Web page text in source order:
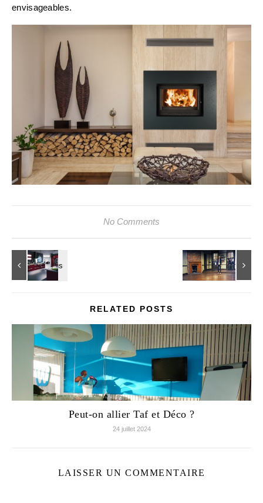
envisageables.
No Comments
RELATED POSTS
Peut-on allier Taf et Déco ?
24 juillet 2024
LAISSER UN COMMENTAIRE